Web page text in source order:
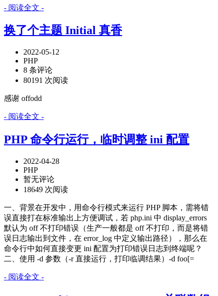
- 阅读全文 -
换了个主题 Initial 真香
2022-05-12
PHP
8 条评论
80191 次阅读
感谢 offodd
- 阅读全文 -
PHP 命令行运行，临时调整 ini 配置
2022-04-28
PHP
暂无评论
18649 次阅读
一、背景在开发中，用命令行模式来运行 PHP 脚本，需将错
误直接打在标准输出上方便调试，若 php.ini 中 display_errors
默认为 off 不打印错误（生产一般都是 off 不打印，而是将错
误日志输出到文件，在 error_log 中定义输出路径），那么在
命令行中如何直接变更 ini 配置为打印错误日志到终端呢？
二、使用 -d 参数（-r 直接运行，打印临调结果）-d foo[=
- 阅读全文 -